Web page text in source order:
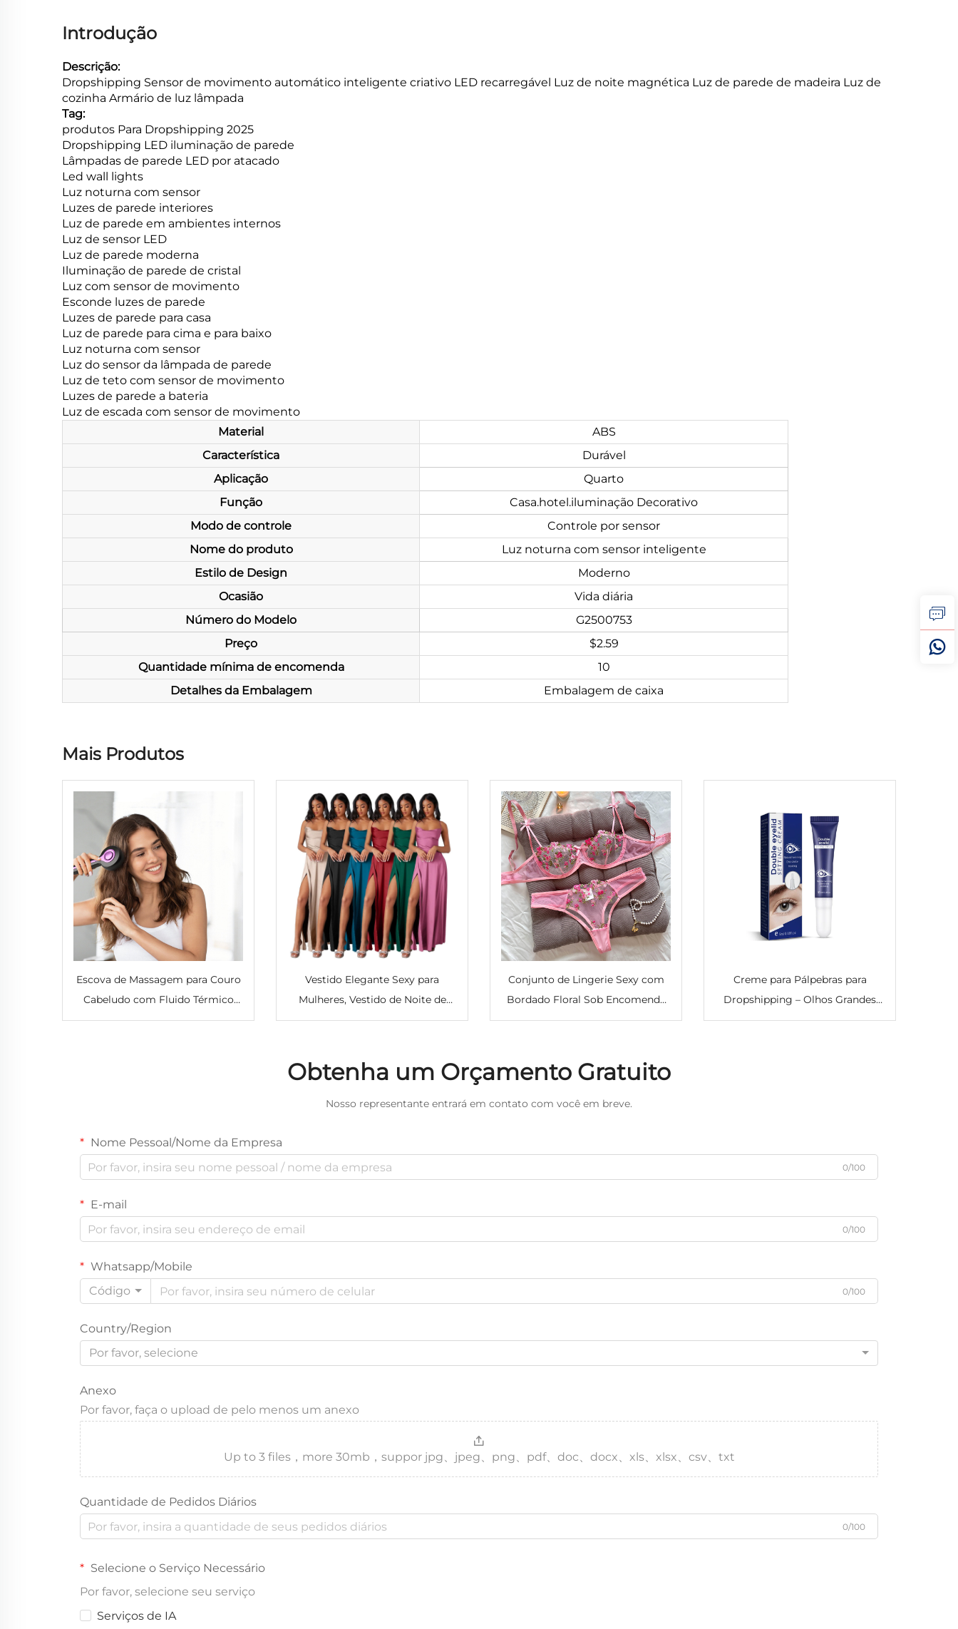
Introdução
Descrição:
Dropshipping Sensor de movimento automático inteligente criativo LED recarregável Luz de noite magnética Luz de parede de madeira Luz de
cozinha Armário de luz lâmpada
Tag:
produtos Para Dropshipping 2025
Dropshipping LED iluminação de parede
Lâmpadas de parede LED por atacado
Led wall lights
Luz noturna com sensor
Luzes de parede interiores
Luz de parede em ambientes internos
Luz de sensor LED
Luz de parede moderna
Iluminação de parede de cristal
Luz com sensor de movimento
Esconde luzes de parede
Luzes de parede para casa
Luz de parede para cima e para baixo
Luz noturna com sensor
Luz do sensor da lâmpada de parede
Luz de teto com sensor de movimento
Luzes de parede a bateria
Luz de escada com sensor de movimento
Material
ABS
Característica
Durável
Aplicação
Quarto
Função
Casa.hotel.iluminação Decorativo
Modo de controle
Controle por sensor
Nome do produto
Luz noturna com sensor inteligente
Estilo de Design
Moderno
Ocasião
Vida diária
Número do Modelo
G2500753
Preço
$2.59
Quantidade mínima de encomenda
10
Detalhes da Embalagem
Embalagem de caixa
Mais Produtos
Escova de Massagem para Couro
Cabeludo com Fluido Térmico
Recarregável por USB, Pente
Vestido Elegante Sexy para
Mulheres, Vestido de Noite de
Seda com Fenda Alta, Vestido
Modesto para Mulheres, Vestidos
para Clubes
Conjunto de Lingerie Sexy com
Bordado Floral Sob Encomenda
para Mulheres, Conjunto 2 Peças
Creme para Pálpebras para
Dropshipping – Olhos Grandes
Naturais, Suave e de Secagem
Obtenha um Orçamento Gratuito
Nosso representante entrará em contato com você em breve.
Nome Pessoal/Nome da Empresa
0/100
E-mail
0/100
Whatsapp/Mobile
Código
0/100
Country/Region
Por favor, selecione
Anexo
Por favor, faça o upload de pelo menos um anexo
Up to 3 files，more 30mb，suppor jpg、jpeg、png、pdf、doc、docx、xls、xlsx、csv、txt
Quantidade de Pedidos Diários
0/100
Selecione o Serviço Necessário
Por favor, selecione seu serviço
Serviços de IA